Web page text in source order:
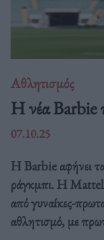
Αθλητισμός
Η νέα Barbie
07.10.25
Η Barbie αφήνει
ράγκμπι. Η Mattel
από γυναίκες-
αθλητισμό, με